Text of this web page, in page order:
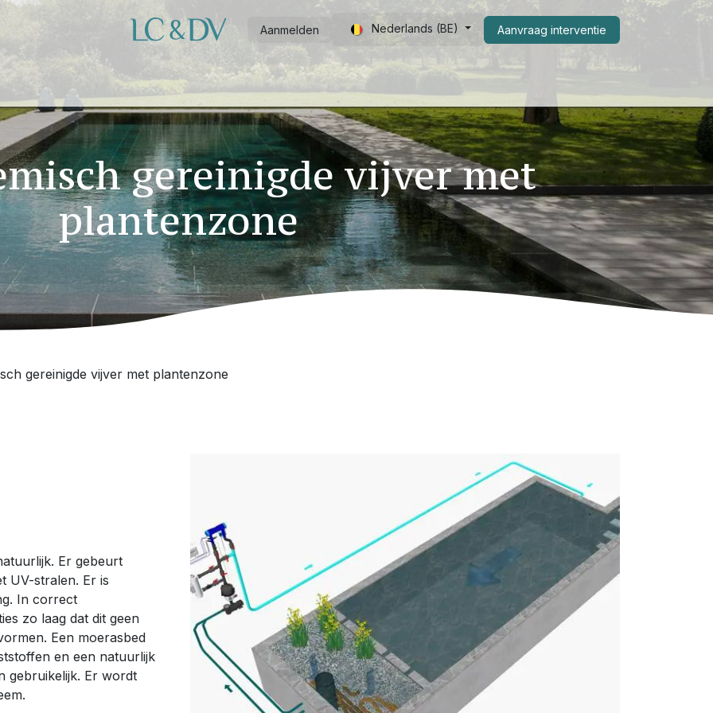
Aanmelden Nederlands (BE) Aanvraag interventie​
zwembad Doe-het-zelf zwembad Wellness Outdoor Over ons FAQ Shop
gereinigde vijver met
plantenzone
gereinigde vijver met plantenzone
Er gebeurt
UV-stralen. Er is
In correct
zo laag dat dit geen
Een moerasbed
en een natuurlijk
gebruikelijk. Er wordt